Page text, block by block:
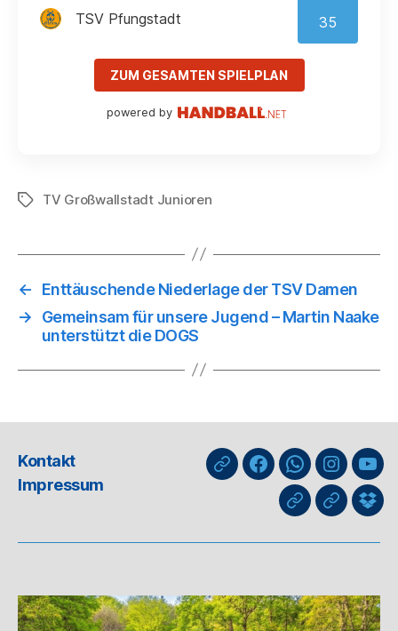
TSV Pfungstadt
35
ZUM GESAMTEN SPIELPLAN
powered by
Schlagwörter
TV Großwallstadt Junioren
←
Enttäuschende Niederlage der TSV Damen
→
Gemeinsam für unsere Jugend – Martin Naake
unterstützt die DOGS
Kontakt
Impressum
nuLigaFacebookWhatsApp-
Kanal
GIPHYThreads